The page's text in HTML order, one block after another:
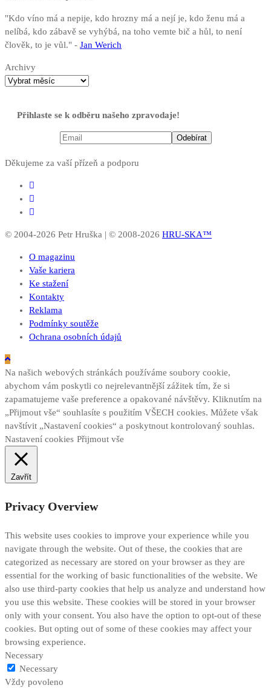
"Kdo víno má a nepije, kdo hrozny má a nejí je, kdo ženu má a
nelíbá, kdo zábavě se vyhýbá, na toho vemte bič a hůl, to není
člověk, to je vůl." - Jan Werich
Archivy
Přihlaste se k odběru našeho zpravodaje!
Děkujeme za vaší přízeň a podporu
© 2004-2026 Petr Hruška | © 2008-2026 HRU-SKA™
O magazinu
Vaše kariera
Ke stažení
Kontakty
Reklama
Podmínky soutěže
Ochrana osobních údajů
Na našich webových stránkách používáme soubory cookie,
abychom vám poskytli co nejrelevantnější zážitek tím, že si
zapamatujeme vaše preference a opakované návštěvy. Kliknutím na
„Přijmout vše“ souhlasíte s použitím VŠECH cookies. Můžete však
navštívit „Nastavení cookies“ a poskytnout kontrolovaný souhlas.
Nastavení cookies Přijmout vše
Zavřít
Privacy Overview
This website uses cookies to improve your experience while you
navigate through the website. Out of these, the cookies that are
categorized as necessary are stored on your browser as they are
essential for the working of basic functionalities of the website. We
also use third-party cookies that help us analyze and understand how
you use this website. These cookies will be stored in your browser
only with your consent. You also have the option to opt-out of these
cookies. But opting out of some of these cookies may affect your
browsing experience.
Necessary
Necessary
Vždy povoleno